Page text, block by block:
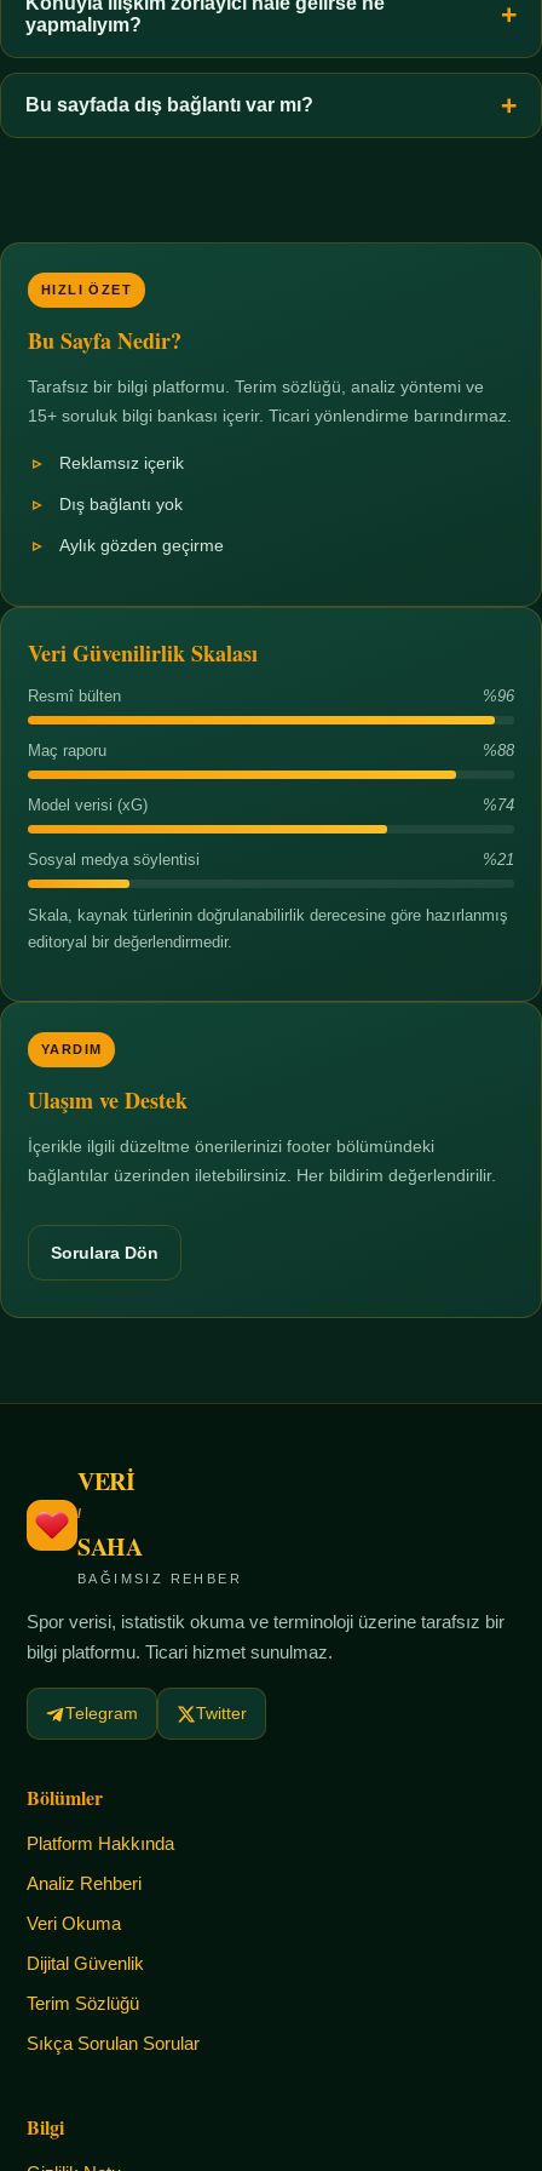
zorunluluktur.
yapmalıyım?
Zaman sınırı koyun, harcadığınız süreyi ölçün ve gerekirse
profesyonel destek alın. Türkiye'de ücretsiz danışma hatları
mevcuttur; yardım istemek güçlü bir adımdır.
Bu sayfada dış bağlantı var mı?
HIZLI ÖZET
Bu Sayfa Nedir?
Tarafsız bir bilgi platformu. Terim sözlüğü, analiz yöntemi ve
15+ soruluk bilgi bankası içerir. Ticari yönlendirme barındırmaz.
Reklamsız içerik
Dış bağlantı yok
Aylık gözden geçirme
Veri Güvenilirlik Skalası
Resmî bülten %96
Maç raporu %88
Model verisi (xG) %74
Sosyal medya söylentisi %21
Skala, kaynak türlerinin doğrulanabilirlik derecesine göre hazırlanmış
editoryal bir değerlendirmedir.
YARDIM
Ulaşım ve Destek
İçerikle ilgili düzeltme önerilerinizi footer bölümündeki
bağlantılar üzerinden iletebilirsiniz. Her bildirim değerlendirilir.
Sorulara Dön
VERİ
/
SAHA
BAĞIMSIZ REHBER
Spor verisi, istatistik okuma ve terminoloji üzerine tarafsız bir
bilgi platformu. Ticari hizmet sunulmaz.
Telegram Twitter
Bölümler
Platform Hakkında
Analiz Rehberi
Veri Okuma
Dijital Güvenlik
Terim Sözlüğü
Sıkça Sorulan Sorular
Bilgi